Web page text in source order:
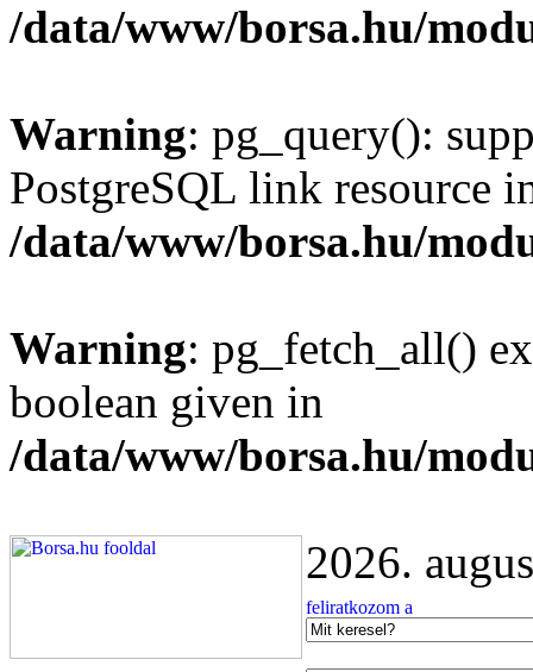
/data/www/borsa.hu/
Warning: pg_query():
PostgreSQL link resource
/data/www/borsa.hu/
Warning: pg_fetch_all()
boolean given in
/data/www/borsa.hu/
2026.